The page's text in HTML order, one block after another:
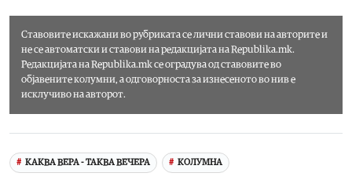
Link
Ставовите искажани во рубриката се лични ставови на авторите и
не се автоматски и ставови на редакцијата на Republika.mk.
Редакцијата на Republika.mk се оградува од ставовите во
објавените колумни, а одговорноста за изнесеното во нив е
исклучиво на авторот.
КАКВА ВЕРА - ТАКВА ВЕЧЕРА КОЛУМНА